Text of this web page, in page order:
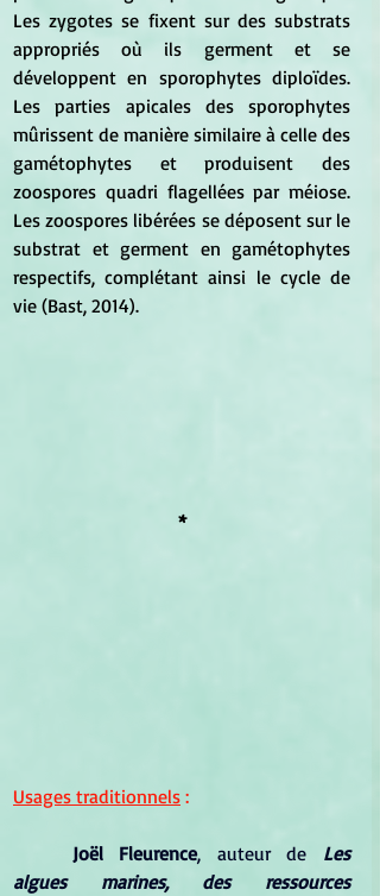
Les zygotes se fixent sur des substrats
appropriés où ils germent et se
développent en sporophytes diploïdes.
Les parties apicales des sporophytes
mûrissent de manière similaire à celle des
gamétophytes et produisent des
zoospores quadri flagellées par méiose.
Les zoospores libérées se déposent sur le
substrat et germent en gamétophytes
respectifs, complétant ainsi le cycle de
vie (Bast, 2014).
*
Usages traditionnels :
Joël Fleurence, auteur de Les
algues marines, des ressources